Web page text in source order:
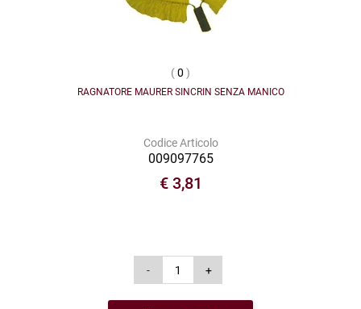
(0 )
RAGNATORE MAURER SINCRIN SENZA MANICO
Codice Articolo
009097765
€ 3,81